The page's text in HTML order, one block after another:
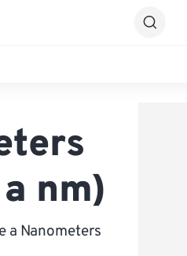
nm)
a Nanometers